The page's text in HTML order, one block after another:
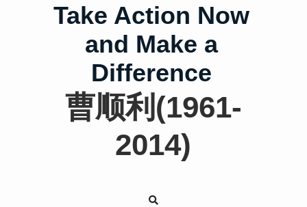
Take Action Now
and Make a
Difference
曹顺利(1961-
2014)